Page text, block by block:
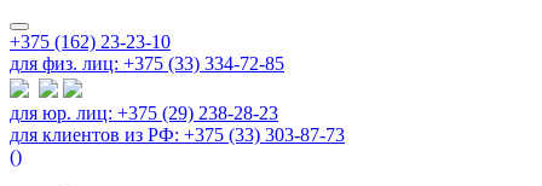
+375 (162) 23-23-10
для физ. лиц: +375 (33) 334-72-85
для юр. лиц: +375 (29) 238-28-23
для клиентов из РФ: +375 (33) 303-87-73
()